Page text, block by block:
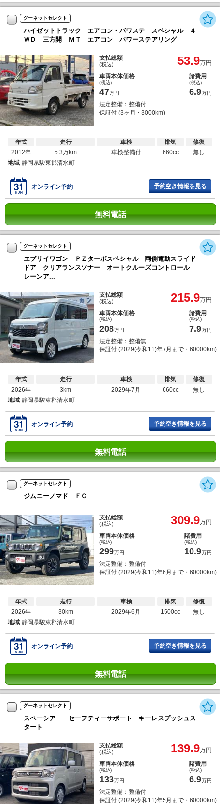
グーネットセレクト
ハイゼットトラック エアコン・パワステ スペシャル ４
ＷＤ 三方開 ＭＴ エアコン パワーステアリング
支払総額
(税込) 53.9万円
車両本体価格
(税込)
47万円
諸費用
(税込)
6.9万円
法定整備：整備付
保証付 (3ヶ月・3000km)
年式
2012年
走行
5.3万km
車検
車検整備付
排気
660cc
修復
無し
地域 静岡県駿東郡清水町
オンライン予約 予約空き情報を見る
無料電話
グーネットセレクト
エブリイワゴン ＰＺターボスペシャル 両側電動スライド
ドア クリアランスソナー オートクルーズコントロール
レーンア...
支払総額
(税込) 215.9万円
車両本体価格
(税込)
208万円
諸費用
(税込)
7.9万円
法定整備：整備無
保証付 (2029(令和11)年7月まで・60000km)
年式
2026年
走行
3km
車検
2029年7月
排気
660cc
修復
無し
地域 静岡県駿東郡清水町
オンライン予約 予約空き情報を見る
無料電話
グーネットセレクト
ジムニーノマド ＦＣ
支払総額
(税込) 309.9万円
車両本体価格
(税込)
299万円
諸費用
(税込)
10.9万円
法定整備：整備付
保証付 (2029(令和11)年6月まで・60000km)
年式
2026年
走行
30km
車検
2029年6月
排気
1500cc
修復
無し
地域 静岡県駿東郡清水町
オンライン予約 予約空き情報を見る
無料電話
グーネットセレクト
スペーシア セーフティーサポート キーレスプッシュス
タート
支払総額
(税込) 139.9万円
車両本体価格
(税込)
133万円
諸費用
(税込)
6.9万円
法定整備：整備付
保証付 (2029(令和11)年5月まで・60000km)